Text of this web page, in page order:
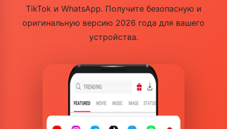
TikTok и WhatsApp. Получите безопасную и
оригинальную версию 2026 года для вашего
устройства.